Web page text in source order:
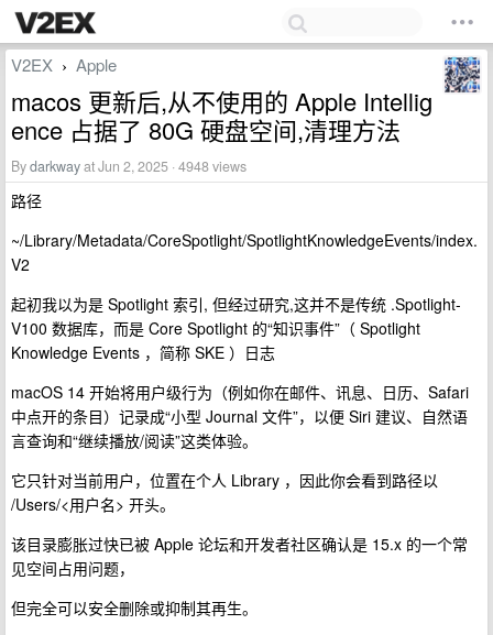
V2EX › Apple
macos 更新后,从不使用的 Apple Intellig
ence 占据了 80G 硬盘空间,清理方法
Bydarkwayat Jun 2, 2025 · 4948 views
路径
~/Library/Metadata/CoreSpotlight/SpotlightKnowledgeEvents/index.
V2
起初我以为是 Spotlight 索引, 但经过研究,这并不是传统 .Spotlight-
V100 数据库，而是 Core Spotlight 的“知识事件”（ Spotlight
Knowledge Events ，简称 SKE ）日志
macOS 14 开始将用户级行为（例如你在邮件、讯息、日历、Safari
中点开的条目）记录成“小型 Journal 文件”，以便 Siri 建议、自然语
言查询和“继续播放/阅读”这类体验。
它只针对当前用户，位置在个人 Library ，因此你会看到路径以
/Users/<用户名> 开头。
该目录膨胀过快已被 Apple 论坛和开发者社区确认是 15.x 的一个常
见空间占用问题，
但完全可以安全删除或抑制其再生。